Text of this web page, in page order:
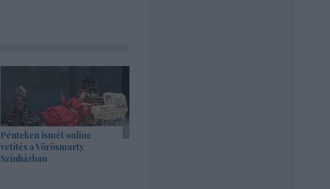
Pénteken ismét online
vetítés a Vörösmarty
Színházban